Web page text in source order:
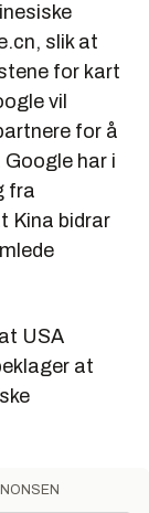
slik at
for kart
vil
for å
har i
fra
Kina bidrar
USA
at